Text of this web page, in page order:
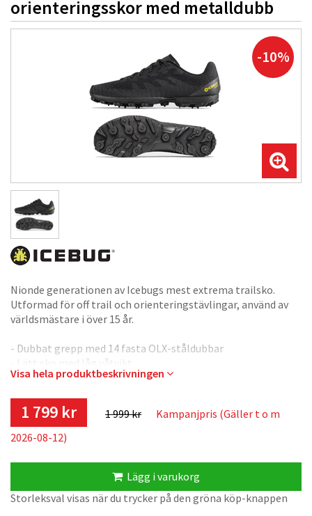
orienteringsskor med metalldubb
-10%
Nionde generationen av Icebugs mest extrema trailsko.
Utformad för off trail och orienteringstävlingar, använd av
världsmästare i över 15 år.
- Dubbat grepp med 14 fasta OLX-ståldubbar
- Lätt sko med låg våtvikt
- Lågt drop och överlägsen markkontroll.
Spirit har funnits i många år och är fortfarande det självklara
valet för många orienterare och off-traillöpare, oavsett om
framgång ligger i kombinationen av låg vikt, smidighet och
grepp, utan att kompromissa med slitstyrkan. Det mycket
hållbara övertyget kallas Perspair®, ett vävt tyg tillverkat
Visa hela produktbeskrivningen
1 799 kr 1 999 kr
Kampanjpris (Gäller t o m
2026-08-12)
Lägg i varukorg
Storleksval visas när du trycker på den gröna köp-knappen